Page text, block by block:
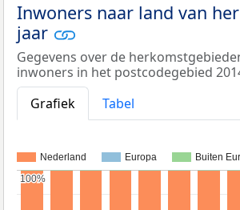
Inwoners naar land van
jaar
Gegevens over de
inwoners in het postcodegebied
Grafiek
Tabel
Nederland Europa Buiten
100%
100%